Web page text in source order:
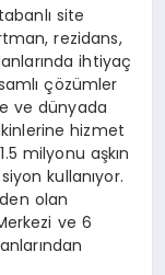
site
rezidans,
ihtiyaç
çözümler
ve dünyada
hizmet
milyonu aşkın
kullanıyor.
olan
ve 6